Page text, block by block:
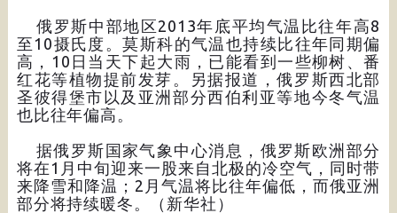
俄罗斯中部地区2013年底平均气温比往年高8
至10摄氏度。莫斯科的气温也持续比往年同期偏
高，10日当天下起大雨，已能看到一些柳树、番
红花等植物提前发芽。另据报道，俄罗斯西北部
圣彼得堡市以及亚洲部分西伯利亚等地今冬气温
也比往年偏高。
据俄罗斯国家气象中心消息，俄罗斯欧洲部分
将在1月中旬迎来一股来自北极的冷空气，同时带
来降雪和降温；2月气温将比往年偏低，而俄亚洲
部分将持续暖冬。（新华社）